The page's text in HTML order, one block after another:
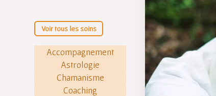
Voir tous les soins
Accompagnement
Astrologie
Chamanisme
Coaching